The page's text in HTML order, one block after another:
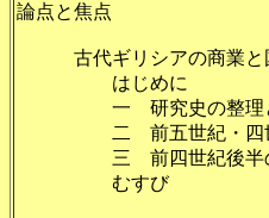
論点と焦点
古代ギリシアの商業と
はじ
一 研究史の整理
二 前五世紀・四世紀
三 前四世紀後半の
むす